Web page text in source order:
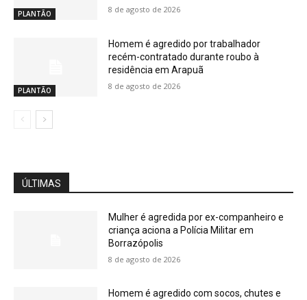
PLANTÃO 8 de agosto de 2026
PLANTÃO
Homem é agredido por trabalhador
recém-contratado durante roubo à
residência em Arapuã
8 de agosto de 2026
ÚLTIMAS
Mulher é agredida por ex-companheiro e
criança aciona a Polícia Militar em
Borrazópolis
8 de agosto de 2026
Homem é agredido com socos, chutes e